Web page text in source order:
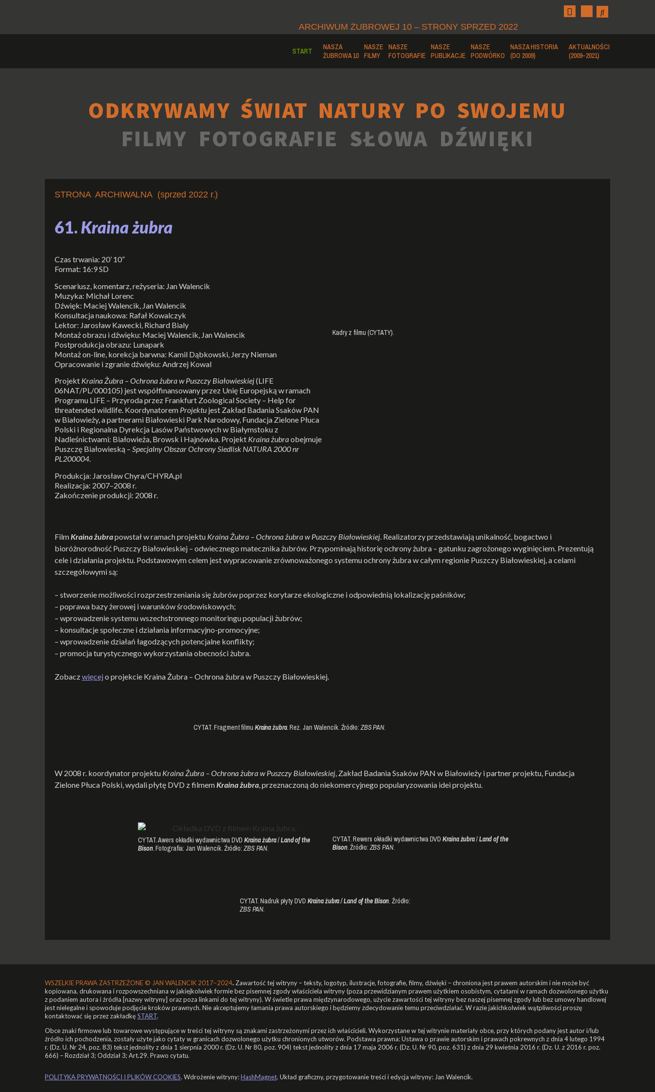
ARCHIWUM ŻUBROWEJ 10 – STRONY SPRZED 2022
START
NASZA
ŻUBROWA 10
NASZE
FILMY
NASZE
FOTOGRAFIE
NASZE
PUBLIKACJE
NASZE
PODWÓRKO
NASZA HISTORIA
(DO 2009)
AKTUALNOŚCI
(2009–2021)
ODKRYWAMY ŚWIAT NATURY PO SWOJEMU
FILMY FOTOGRAFIE SŁOWA DŹWIĘKI
STRONA ARCHIWALNA (sprzed 2022 r.)
61.Kraina żubra
Czas trwania: 20’ 10”
Format: 16:9 SD
Scenariusz, komentarz, reżyseria: Jan Walencik
Muzyka: Michał Lorenc
Dźwięk: Maciej Walencik, Jan Walencik
Konsultacja naukowa: Rafał Kowalczyk
Lektor: Jarosław Kawecki, Richard Bialy
Montaż obrazu i dźwięku: Maciej Walencik, Jan Walencik
Postprodukcja obrazu: Lunapark
Montaż on-line, korekcja barwna: Kamil Dąbkowski, Jerzy Nieman
Opracowanie i zgranie dźwięku: Andrzej Kowal
Projekt Kraina Żubra – Ochrona żubra w Puszczy Białowieskiej(LIFE
06NAT/PL/000105) jest współfinansowany przez Unię Europejską w ramach
Programu LIFE – Przyroda przez Frankfurt Zoological Society – Help for
threatended wildlife. Koordynatorem Projektu jest Zakład Badania Ssaków PAN
w Białowieży, a partnerami Białowieski Park Narodowy, Fundacja Zielone Płuca
Polski i Regionalna Dyrekcja Lasów Państwowych w Białymstoku z
Nadleśnictwami: Białowieża, Browsk i Hajnówka. Projekt Kraina żubraobejmuje
Puszczę Białowieską – Specjalny Obszar Ochrony Siedlisk NATURA 2000 nr
PL200004.
Produkcja: Jarosław Chyra/CHYRA.pl
Realizacja: 2007–2008 r.
Zakończenie produkcji: 2008 r.
Kadry z filmu (CYTATY).
FilmKraina żubrapowstał w ramach projektu Kraina Żubra – Ochrona żubra w Puszczy Białowieskiej. Realizatorzy przedstawiają unikalność, bogactwo i
bioróżnorodność Puszczy Białowieskiej – odwiecznego matecznika żubrów. Przypominają historię ochrony żubra – gatunku zagrożonego wyginięciem. Prezentują
cele i działania projektu. Podstawowym celem jest wypracowanie zrównoważonego systemu ochrony żubra w całym regionie Puszczy Białowieskiej, a celami
szczegółowymi są:
– stworzenie możliwości rozprzestrzeniania się żubrów poprzez korytarze ekologiczne i odpowiednią lokalizację paśników;
– poprawa bazy żerowej i warunków środowiskowych;
– wprowadzenie systemu wszechstronnego monitoringu populacji żubrów;
– konsultacje społeczne i działania informacyjno-promocyjne;
– wprowadzenie działań łagodzących potencjalne konflikty;
– promocja turystycznego wykorzystania obecności żubra.
Zobaczwięcejo projekcie Kraina Żubra – Ochrona żubra w Puszczy Białowieskiej.
CYTAT. Fragment filmu Kraina żubra. Reż. Jan Walencik. Źródło:ZBS PAN.
W 2008 r. koordynator projektu Kraina Żubra – Ochrona żubra w Puszczy Białowieskiej , Zakład Badania Ssaków PAN w Białowieży i partner projektu, Fundacja
Zielone Płuca Polski, wydali płytę DVD z filmem Kraina żubra , przeznaczoną do niekomercyjnego popularyzowania idei projektu.
CYTAT. Awers okładki wydawnictwa DVDKraina żubra/Land of the
Bison. Fotografia: Jan Walencik. Źródło:ZBS PAN.
CYTAT. Rewers okładki wydawnictwa DVDKraina żubra/Land of the
Bison. Źródło:ZBS PAN.
CYTAT. Nadruk płyty DVD Kraina żubra / Land of the Bison. Źródło:
ZBS PAN.
WSZELKIE PRAWA ZASTRZEŻONE © JAN WALENCIK 2017–2024. Zawartość tej witryny – teksty, logotyp, ilustracje, fotografie, filmy, dźwięki – chroniona jest prawem autorskim i nie może być
kopiowana, drukowana i rozpowszechniana w jakiejkolwiek formie bez pisemnej zgody właściciela witryny (poza przewidzianym prawem użytkiem osobistym, cytatami w ramach dozwolonego użytku
z podaniem autora i źródła [nazwy witryny] oraz poza linkami do tej witryny). W świetle prawa międzynarodowego, użycie zawartości tej witryny bez naszej pisemnej zgody lub bez umowy handlowej
jest nielegalne i spowoduje podjęcie kroków prawnych. Nie akceptujemy łamania prawa autorskiego i będziemy zdecydowanie temu przeciwdziałać. W razie jakichkolwiek wątpliwości proszę
kontaktować się przez zakładkęSTART.
Obce znaki firmowe lub towarowe występujące w treści tej witryny są znakami zastrzeżonymi przez ich właścicieli. Wykorzystane w tej witrynie materiały obce, przy których podany jest autor i/lub
źródło ich pochodzenia, zostały użyte jako cytaty w granicach dozwolonego użytku chronionych utworów. Podstawa prawna: Ustawa o prawie autorskim i prawach pokrewnych z dnia 4 lutego 1994
r. (Dz. U. Nr 24, poz. 83) tekst jednolity z dnia 1 sierpnia 2000 r. (Dz. U. Nr 80, poz. 904) tekst jednolity z dnia 17 maja 2006 r. (Dz. U. Nr 90, poz. 631) z dnia 29 kwietnia 2016 r. (Dz. U. z 2016 r. poz.
666) – Rozdział 3; Oddział 3; Art.29. Prawo cytatu.
POLITYKA PRYWATNOŚCI I PLIKÓW COOKIES. Wdrożenie witryny:HashMagnet. Układ graficzny, przygotowanie treści i edycja witryny: Jan Walencik.